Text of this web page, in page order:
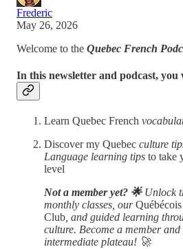
Frederic
May 26, 2026
Welcome to the Quebec French
In this newsletter and podcast, you
Learn Quebec French
Discover my Quebec culture
Language learning tips to take
level
Not a member yet? 🌟 Unlock
monthly classes, our
Club , and guided learning
culture. Become a member
intermediate plateau! 🚀